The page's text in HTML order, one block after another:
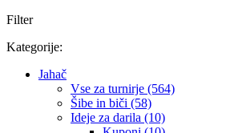
Filter
Kategorije:
Jahač
Vse za turnirje (564)
Šibe in biči (58)
Ideje za darila (10)